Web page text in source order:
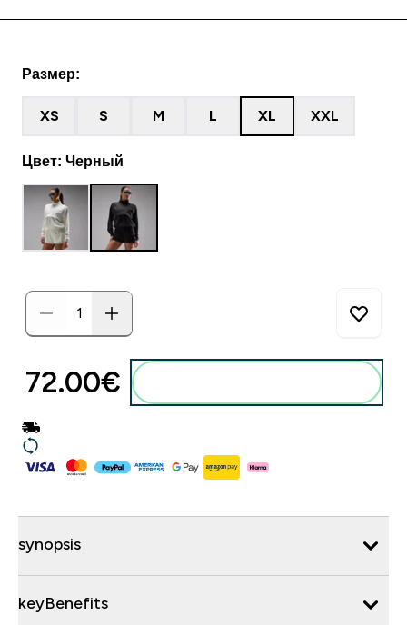
Размер:
XS S M L XL XXL
Цвет: Черный
72.00€‎
synopsis
keyBenefits